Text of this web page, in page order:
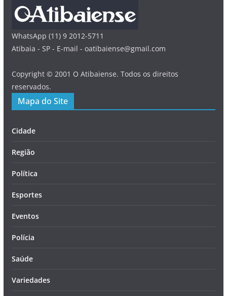
WhatsApp (11) 9 2012-5711
Atibaia - SP - E-mail - oatibaiense@gmail.com
Copyright © 2001 O Atibaiense. Todos os direitos
reservados.
Mapa do Site
Cidade
Região
Política
Esportes
Eventos
Polícia
Saúde
Variedades